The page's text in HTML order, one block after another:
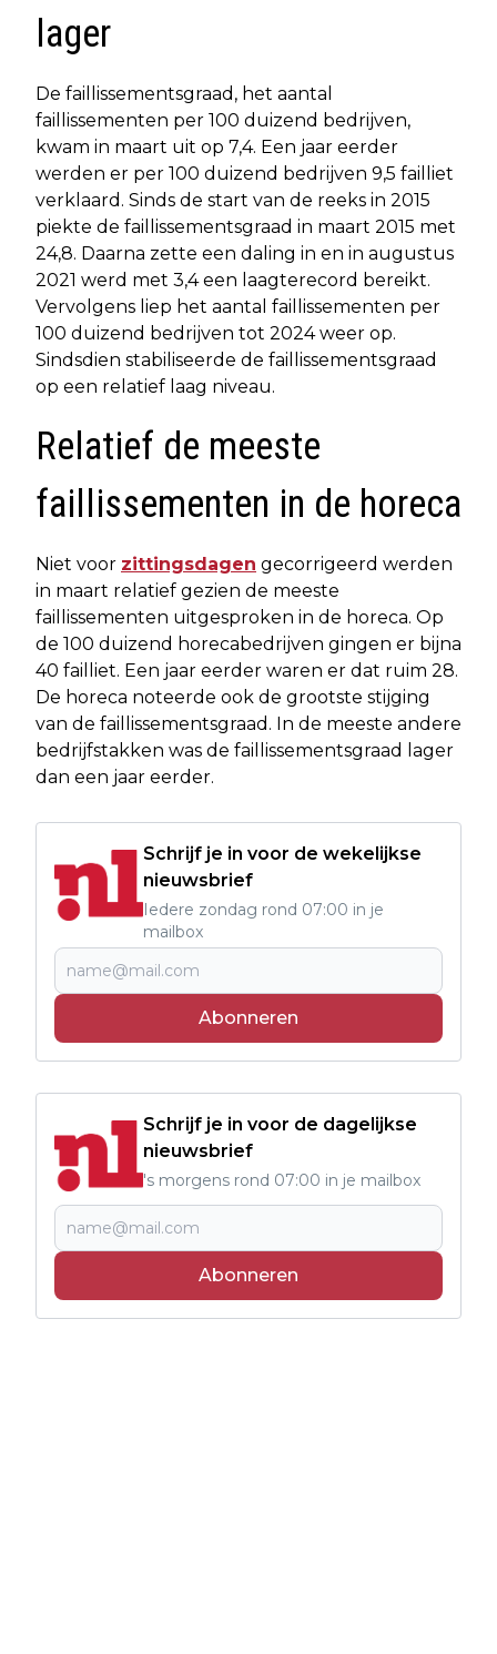
lager
De faillissementsgraad, het aantal
faillissementen per 100 duizend bedrijven,
kwam in maart uit op 7,4. Een jaar eerder
werden er per 100 duizend bedrijven 9,5 failliet
verklaard. Sinds de start van de reeks in 2015
piekte de faillissementsgraad in maart 2015 met
24,8. Daarna zette een daling in en in augustus
2021 werd met 3,4 een laagterecord bereikt.
Vervolgens liep het aantal faillissementen per
100 duizend bedrijven tot 2024 weer op.
Sindsdien stabiliseerde de faillissementsgraad
op een relatief laag niveau.
Relatief de meeste
faillissementen in de horeca
Niet voor zittingsdagen gecorrigeerd werden
in maart relatief gezien de meeste
faillissementen uitgesproken in de horeca. Op
de 100 duizend horecabedrijven gingen er bijna
40 failliet. Een jaar eerder waren er dat ruim 28.
De horeca noteerde ook de grootste stijging
van de faillissementsgraad. In de meeste andere
bedrijfstakken was de faillissementsgraad lager
dan een jaar eerder.
Schrijf je in voor de wekelijkse
nieuwsbrief
Iedere zondag rond 07:00 in je
mailbox
Abonneren
Schrijf je in voor de dagelijkse
nieuwsbrief
's morgens rond 07:00 in je mailbox
Abonneren